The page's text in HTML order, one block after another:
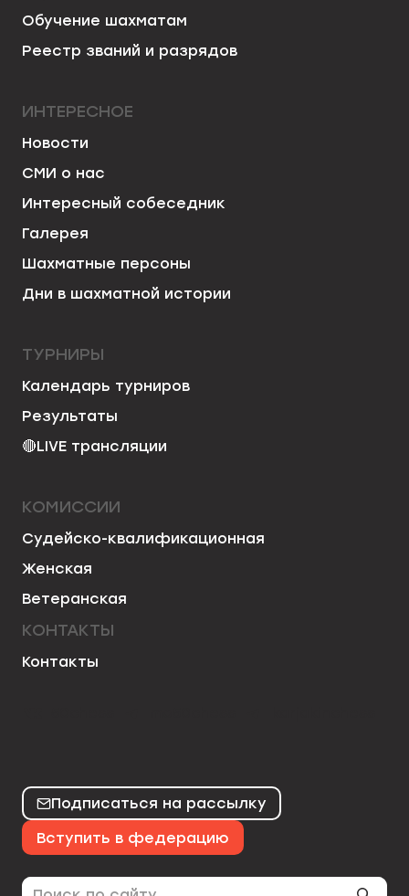
Обучение шахматам
Реестр званий и разрядов
ИНТЕРЕСНОЕ
Новости
СМИ о нас
Интересный собеседник
Галерея
Шахматные персоны
Дни в шахматной истории
ТУРНИРЫ
Календарь турниров
Результаты
🔴LIVE трансляции
КОМИССИИ
Судейско-квалификационная
Женская
Ветеранская
КОНТАКТЫ
Контакты
Подписаться на рассылку
Вступить в федерацию
Поиск